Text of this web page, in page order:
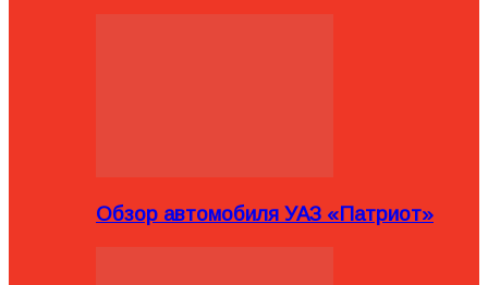
Обзор автомобиля УАЗ «Патриот»